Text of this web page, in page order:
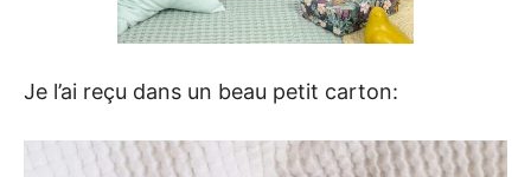
Je l’ai reçu dans un beau petit carton: